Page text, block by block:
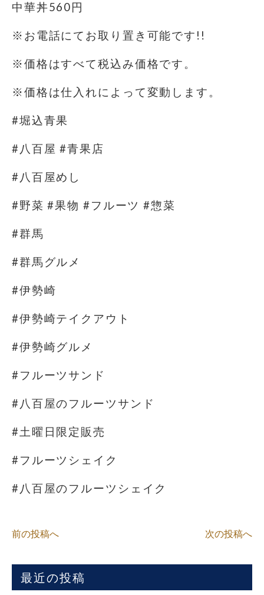
中華丼560円
※お電話にてお取り置き可能です!!
※価格はすべて税込み価格です。
※価格は仕入れによって変動します。
#堀込青果
#八百屋 #青果店
#八百屋めし
#野菜 #果物 #フルーツ #惣菜
#群馬
#群馬グルメ
#伊勢崎
#伊勢崎テイクアウト
#伊勢崎グルメ
#フルーツサンド
#八百屋のフルーツサンド
#土曜日限定販売
#フルーツシェイク
#八百屋のフルーツシェイク
前の投稿へ 次の投稿へ
最近の投稿